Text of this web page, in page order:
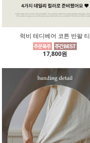
럭비 테디베어 코튼 반팔 티
17,800원